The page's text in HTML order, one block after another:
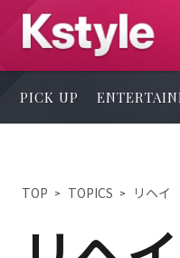
PICK UP
TOP TOPICS リヘイ